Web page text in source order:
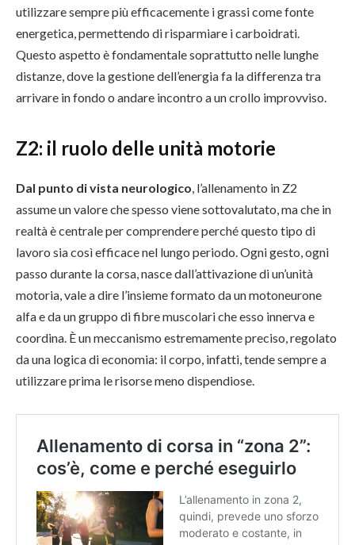
utilizzare sempre più efficacemente i grassi come fonte
energetica, permettendo di risparmiare i carboidrati.
Questo aspetto è fondamentale soprattutto nelle lunghe
distanze, dove la gestione dell’energia fa la differenza tra
arrivare in fondo o andare incontro a un crollo improvviso.
Z2: il ruolo delle unità motorie
Dal punto di vista neurologico , l’allenamento in Z2
assume un valore che spesso viene sottovalutato, ma che in
realtà è centrale per comprendere perché questo tipo di
lavoro sia così efficace nel lungo periodo. Ogni gesto, ogni
passo durante la corsa, nasce dall’attivazione di un’unità
motoria, vale a dire l’insieme formato da un motoneurone
alfa e da un gruppo di fibre muscolari che esso innerva e
coordina. È un meccanismo estremamente preciso, regolato
da una logica di economia: il corpo, infatti, tende sempre a
utilizzare prima le risorse meno dispendiose.